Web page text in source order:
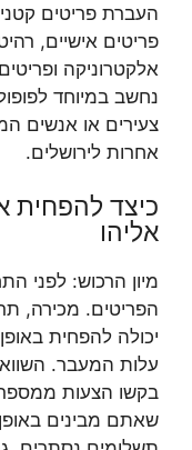
העברת פריטים
פריטים אישיים,
אלקטרוניקה
נחשב במיוחד
צעירים או אנשים
אחרות לירושלים.
כיצד
אליהו
מיון הרכוש: לפני
הפריטים. מכירה,
יכולה להפחית
עלות המעבר.
בקשו הצעות ממספר
שאתם מבינים